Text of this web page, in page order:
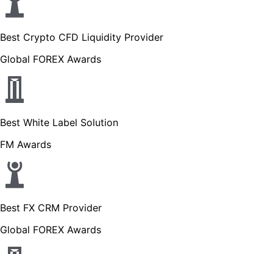
Best Crypto CFD Liquidity Provider
Global FOREX Awards
Best White Label Solution
FM Awards
Best FX CRM Provider
Global FOREX Awards